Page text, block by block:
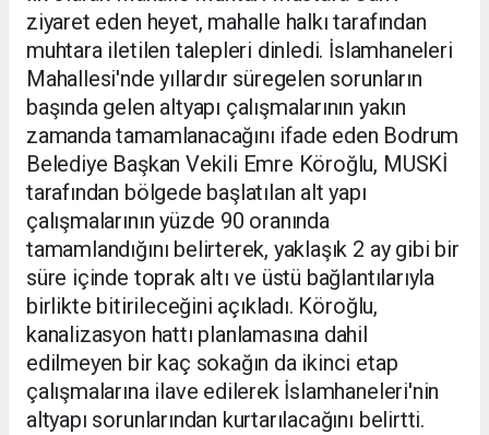
ziyaret eden heyet, mahalle halkı tarafından
muhtara iletilen talepleri dinledi. İslamhaneleri
Mahallesi'nde yıllardır süregelen sorunların
başında gelen altyapı çalışmalarının yakın
zamanda tamamlanacağını ifade eden Bodrum
Belediye Başkan Vekili Emre Köroğlu, MUSKİ
tarafından bölgede başlatılan alt yapı
çalışmalarının yüzde 90 oranında
tamamlandığını belirterek, yaklaşık 2 ay gibi bir
süre içinde toprak altı ve üstü bağlantılarıyla
birlikte bitirileceğini açıkladı. Köroğlu,
kanalizasyon hattı planlamasına dahil
edilmeyen bir kaç sokağın da ikinci etap
çalışmalarına ilave edilerek İslamhaneleri'nin
altyapı sorunlarından kurtarılacağını belirtti.